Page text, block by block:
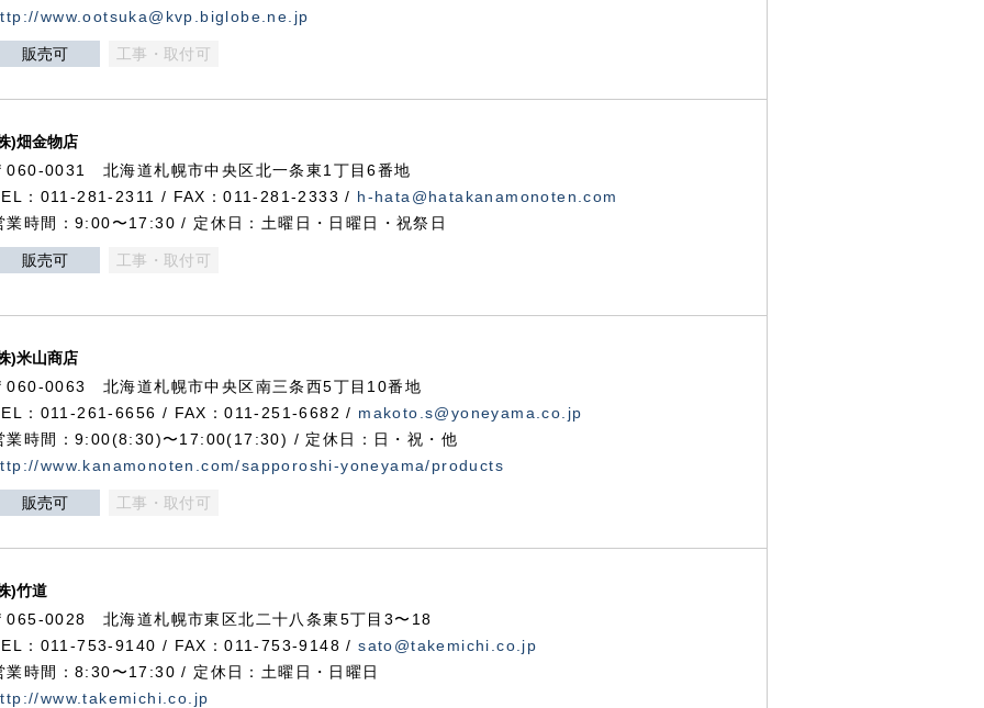
www.ootsuka@kvp.biglobe.ne.jp
販売可 工事・取付可
)畑金物店
060-0031 北海道札幌市中央区北一条東1丁目6番地
：011-281-2311 / FAX：011-281-2333 / h-hata@hatakanamonoten.com
業時間：9:00〜17:30 / 定休日：土曜日・日曜日・祝祭日
販売可 工事・取付可
)米山商店
060-0063 北海道札幌市中央区南三条西5丁目10番地
：011-261-6656 / FAX：011-251-6682 / makoto.s@yoneyama.co.jp
業時間：9:00(8:30)〜17:00(17:30) / 定休日：日・祝・他
www.kanamonoten.com/sapporoshi-yoneyama/products
販売可 工事・取付可
)竹道
065-0028 北海道札幌市東区北二十八条東5丁目3〜18
：011-753-9140 / FAX：011-753-9148 /sato@takemichi.co.jp
業時間：8:30〜17:30 / 定休日：土曜日・日曜日
www.takemichi.co.jp